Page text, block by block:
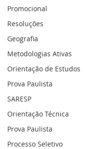
Promocional
Resoluções
Geografia
Metodologias Ativas
Orientação de Estudos
Prova Paulista
SARESP
Orientação Técnica
Prova Paulista
Processo Seletivo